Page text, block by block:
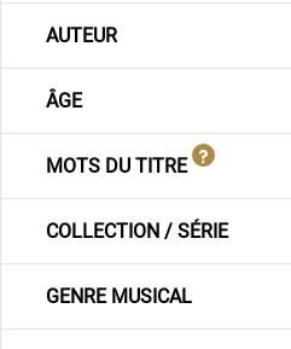
AUTEUR
ÂGE
MOTS DU TITRE
COLLECTION / SÉRIE
GENRE MUSICAL